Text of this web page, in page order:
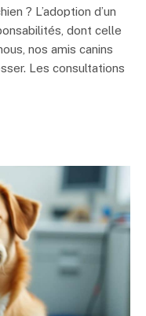
? L’adoption d’un
dont celle
nos amis canins
Les consultations